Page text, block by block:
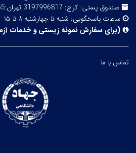
صندوق پستی: کرج: 3197996817 تهران:15855-161
ساعات پاسخگویی: شنبه تا چهارشنبه ۸ تا ۱۵
(برای سفارش نمونه زیستی و خدمات
تماس با ما